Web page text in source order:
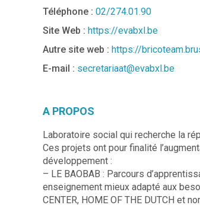
Téléphone : 02/274.01.90
Site Web : https://evabxl.be
Autre site web : https://
E-mail : secretariaat@evabxl.be
A PROPOS
Laboratoire social qui recherche la
Ces projets ont pour finalité
développement :
– LE BAOBAB : Parcours
enseignement mieux adapté aux
CENTER, HOME OF THE DUTCH et